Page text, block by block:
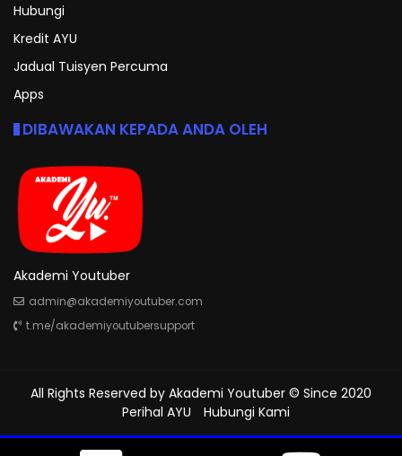
Hubungi
Kredit AYU
Jadual Tuisyen Percuma
Apps
DIBAWAKAN KEPADA ANDA OLEH
Akademi Youtuber
admin@akademiyoutuber.com
t.me/akademiyoutubersupport
All Rights Reserved by Akademi Youtuber © Since 2020
Perihal AYU
Hubungi Kami